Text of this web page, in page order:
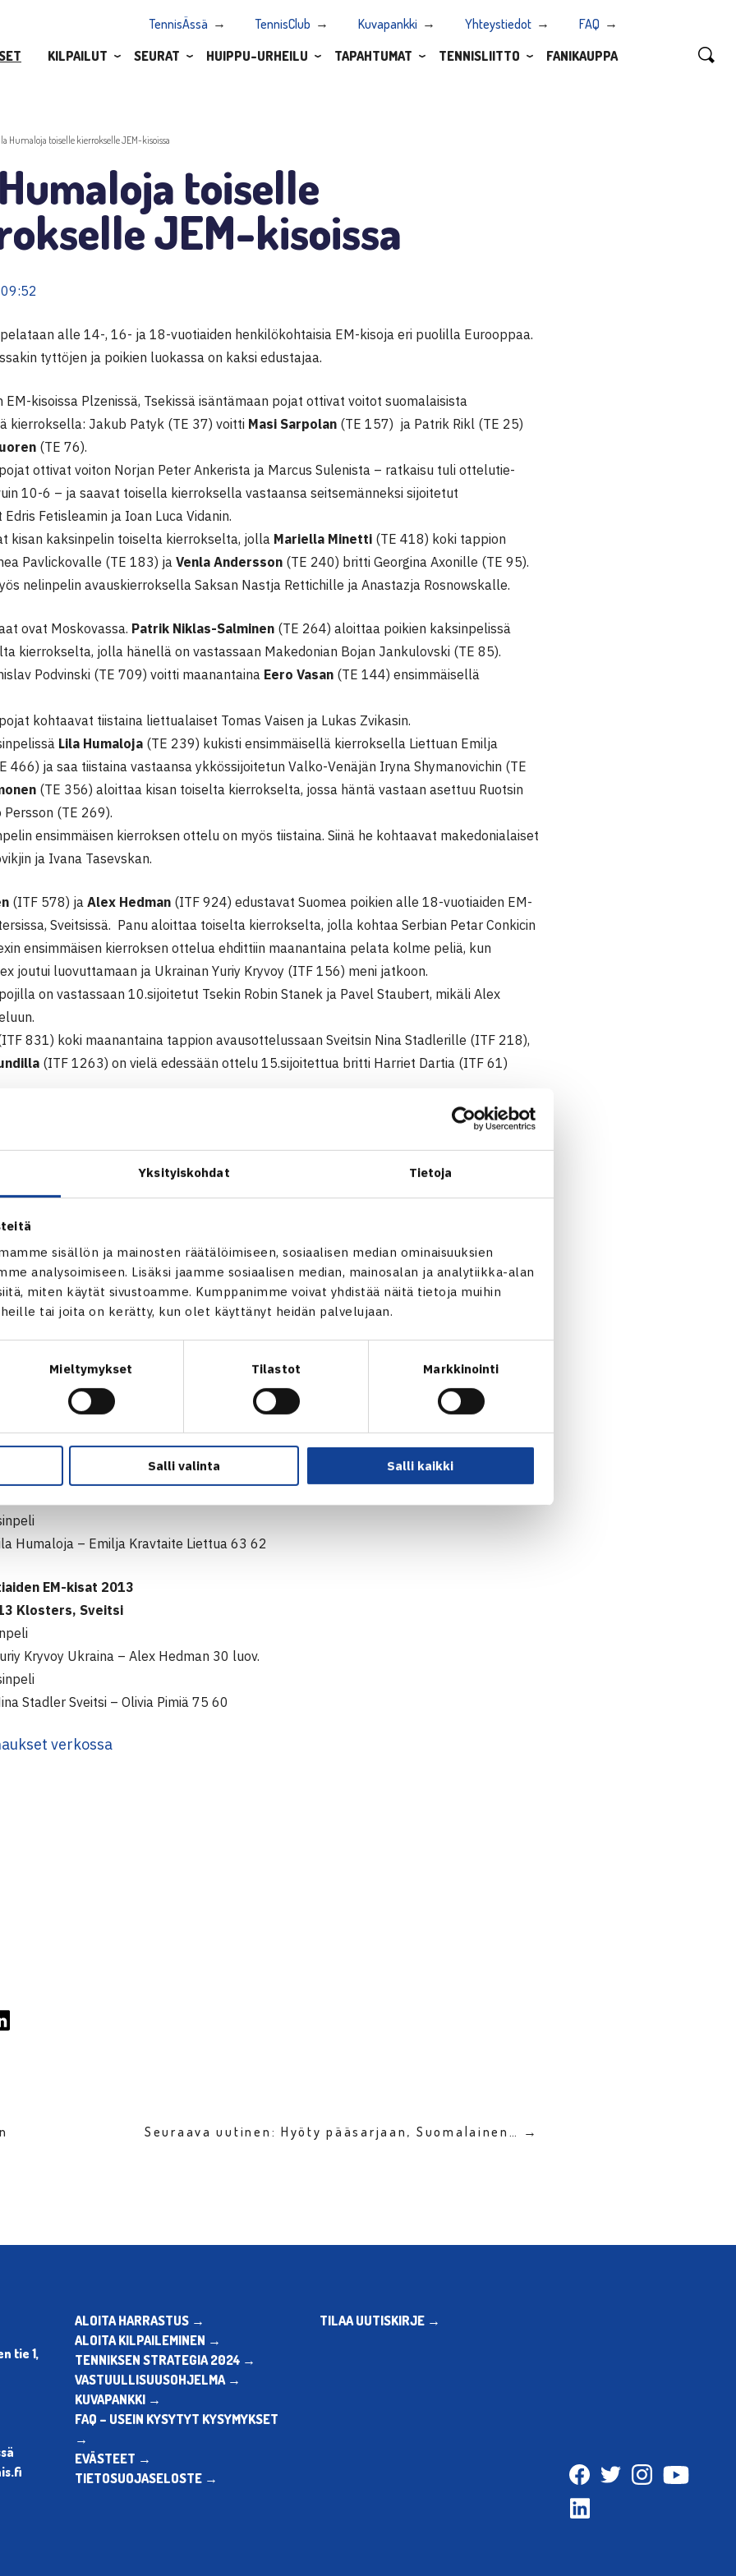
Yksityiskohdat Tietoja
sisällön ja mainosten räätälöimiseen, sosiaalisen median ominaisuuksien
analysoimiseen. Lisäksi jaamme sosiaalisen median, mainosalan ja analytiikka-alan
miten käytät sivustoamme. Kumppanimme voivat yhdistää näitä tietoja muihin
tai joita on kerätty, kun olet käyttänyt heidän palvelujaan.
Mieltymykset Tilastot Markkinointi
Salli valinta Salli kaikki
TennisÄssä TennisClub Kuvapankki Yhteystiedot
FAQ
KILPAILUT SEURAT HUIPPU-URHEILU TAPAHTUMAT TENNISLIITTO FANIKAUPPA
Humaloja toiselle kierrokselle JEM-kisoissa
toiselle
JEM-kisoissa
alle 14-, 16- ja 18-vuotiaiden henkilökohtaisia EM-kisoja eri puolilla Eurooppaa.
tyttöjen ja poikien luokassa on kaksi edustajaa.
EM-kisoissa Plzenissä, Tsekissä isäntämaan pojat ottivat voitot suomalaisista
kierroksella: Jakub Patyk (TE 37) voitti Masi Sarpolan (TE 157) ja Patrik Rikl (TE 25)
(TE 76).
ottivat voiton Norjan Peter Ankerista ja Marcus Sulenista – ratkaisu tuli ottelutie-
10-6 – ja saavat toisella kierroksella vastaansa seitsemänneksi sijoitetut
Fetisleamin ja Ioan Luca Vidanin.
kisan kaksinpelin toiselta kierrokselta, jolla Mariella Minetti (TE 418) koki tappion
Pavlickovalle (TE 183) ja Venla Andersson (TE 240) britti Georgina Axonille (TE 95).
nelinpelin avauskierroksella Saksan Nastja Rettichille ja Anastazja Rosnowskalle.
ovat Moskovassa. Patrik Niklas-Salminen (TE 264) aloittaa poikien kaksinpelissä
kierrokselta, jolla hänellä on vastassaan Makedonian Bojan Jankulovski (TE 85).
Podvinski (TE 709) voitti maanantaina Eero Vasan (TE 144) ensimmäisellä
kohtaavat tiistaina liettualaiset Tomas Vaisen ja Lukas Zvikasin.
Lila Humaloja (TE 239) kukisti ensimmäisellä kierroksella Liettuan Emilja
466) ja saa tiistaina vastaansa ykkössijoitetun Valko-Venäjän Iryna Shymanovichin (TE
(TE 356) aloittaa kisan toiselta kierrokselta, jossa häntä vastaan asettuu Ruotsin
Persson (TE 269).
ensimmäisen kierroksen ottelu on myös tiistaina. Siinä he kohtaavat makedonialaiset
ja Ivana Tasevskan.
(ITF 578) ja Alex Hedman (ITF 924) edustavat Suomea poikien alle 18-vuotiaiden EM-
Sveitsissä. Panu aloittaa toiselta kierrokselta, jolla kohtaa Serbian Petar Conkicin
ensimmäisen kierroksen ottelua ehdittiin maanantaina pelata kolme peliä, kun
joutui luovuttamaan ja Ukrainan Yuriy Kryvoy (ITF 156) meni jatkoon.
on vastassaan 10.sijoitetut Tsekin Robin Stanek ja Pavel Staubert, mikäli Alex
831) koki maanantaina tappion avausottelussaan Sveitsin Nina Stadlerille (ITF 218),
(ITF 1263) on vielä edessään ottelu 15.sijoitettua britti Harriet Dartia (ITF 61)
tytöt kohtaavat 14.sijoitetun liettualaisparin Agne Cepelyten ja Justina Mikulskyten.
EM-kilpailut 2013
Tsekki
Patyk Tsekki – Masi Sarpola 64 64, Patrik Rikl Tsekki – Emil Ruusuvuori 61 64
Pavlickova Slovakia – Mariella Minetti 60 62, Georgina Axon Britannia – Venla
61
Sarpola – Peter Anker/Marcus Sulen Norja 64 46 [10-6]
Rettich/Anastazja Rosnowska Saksa – Andersson/Minetti 60 64
Moskova, Venäjä
Humaloja – Emilja Kravtaite Liettua 63 62
EM-kisat 2013
Klosters, Sveitsi
Kryvoy Ukraina – Alex Hedman 30 luov.
Stadler Sveitsi – Olivia Pimiä 75 60
verkossa
Seuraava uutinen: Hyöty pääsarjaan, Suomalainen… →
tie 1,
ALOITA HARRASTUS →
ALOITA KILPAILEMINEN →
TENNIKSEN STRATEGIA 2024 →
VASTUULLISUUSOHJELMA →
KUVAPANKKI →
FAQ – USEIN KYSYTYT KYSYMYKSET
→
EVÄSTEET →
TIETOSUOJASELOSTE →
TILAA UUTISKIRJE →